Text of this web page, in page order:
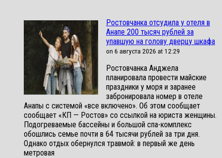
Ростовчанка отсудила у отеля в
Анапе 200 тысяч рублей за
упавшую на голову дверцу шкафа
on 6 августа 2026 at 12:29
Ростовчанка Анджела
планировала провести майские
праздники у моря и заранее
забронировала номер в отеле
Анапы с системой «все включено». Об этом сообщает
сообщает «КП — Ростов» со ссылкой на юриста женщины.
Подогреваемые бассейны и большой спа-комплекс
обошлись семье почти в 64 тысячи рублей за три дня.
Однако отдых обернулся травмой: в первый же день
метровая